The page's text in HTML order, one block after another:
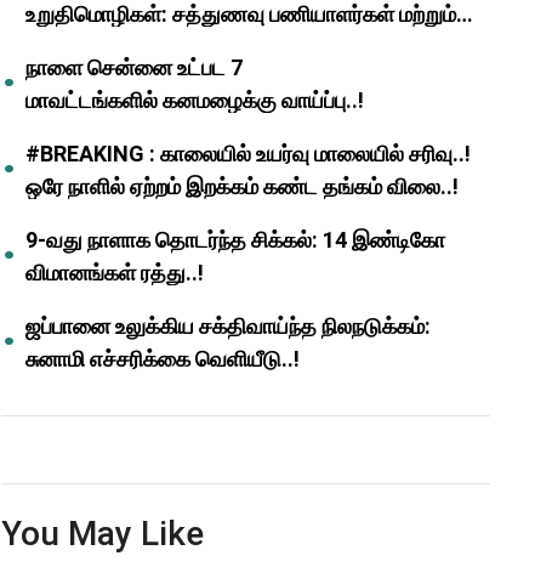
உறுதிமொழிகள்: சத்துணவு பணியாளர்கள் மற்றும்
நாளை சென்னை உட்பட 7
மாவட்டங்களில் கனமழைக்கு வாய்ப்பு..!
#BREAKING : காலையில் உயர்வு மாலையில் சரிவு..!
ஒரே நாளில் ஏற்றம் இறக்கம் கண்ட தங்கம் விலை..!
9-வது நாளாக தொடர்ந்த சிக்கல்: 14 இண்டிகோ
விமானங்கள் ரத்து..!
ஜப்பானை உலுக்கிய சக்திவாய்ந்த நிலநடுக்கம்:
சுனாமி எச்சரிக்கை வெளியீடு..!
You May Like